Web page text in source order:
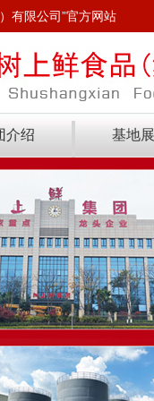
有限公司”官方网站
介绍 基地